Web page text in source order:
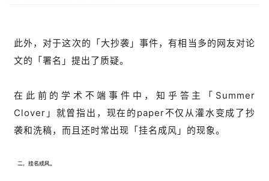
此外，对于这次的「大抄袭」事件，有相当多的网友对论
文的「署名」提出了质疑。
在此前的学术不端事件中，知乎答主「Summer
Clover」就曾指出，现在的paper不仅从灌水变成了抄
袭和洗稿，而且还时常出现「挂名成风」的现象。